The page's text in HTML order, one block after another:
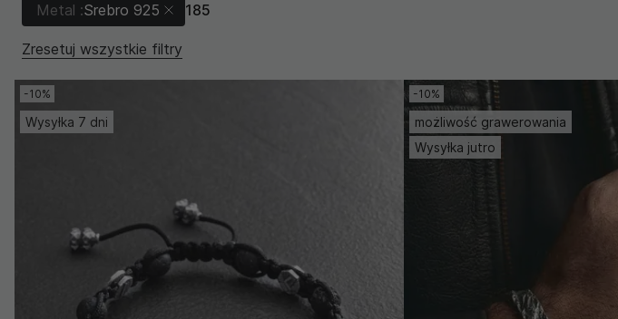
Metal :Srebro 925 185
Zresetuj wszystkie filtry
-10%
Wysyłka 7 dni
-10%
możliwość grawerowania
Wysyłka jutro